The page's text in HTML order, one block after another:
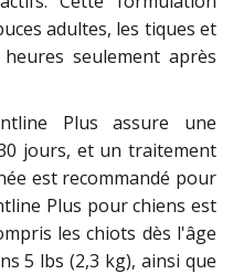
adultes, les tiques et
seulement après
Plus assure une
jours, et un traitement
est recommandé pour
Plus pour chiens est
les chiots dès l'âge
5 lbs (2,3 kg), ainsi que